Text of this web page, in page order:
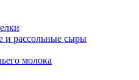
и рассольные сыры
молока